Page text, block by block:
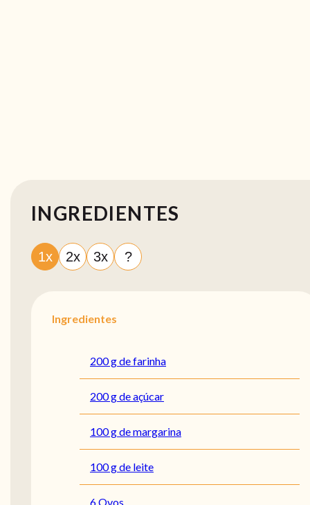
INGREDIENTES
1x 2x 3x ?
Ingredientes
200 g de farinha
200 g de açúcar
100 g de margarina
100 g de leite
6 Ovos